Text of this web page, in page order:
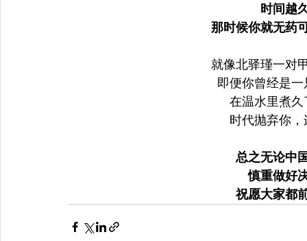
时间越
那时候你就无药
就像北驿瑾一对
即便你曾经是
在温水里煮
时代抛弃你
总之无论中
慎重做好
祝愿大家都